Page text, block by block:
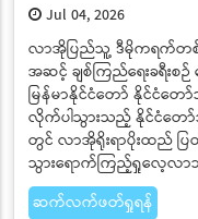
Jul 04, 2026
လာအိုပြည်သူ့ ဒီမိုကရက်တစ်
အဆင့် ချစ်ကြည်ရေးခရီး
မြန်မာနိုင်ငံတော် နိုင်ငံတေ
လိုက်ပါသွားသည့် နိုင်ငံတေ
တွင် လာအိုရိုးရာပိုးထည်
သွားရောက်ကြည့်ရှုလေ့လာ
ဆက်လက်ဖတ်ရှုရန်